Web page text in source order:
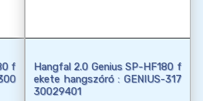
f
Hangfal 2.0 Genius SP-HF180 f
ekete hangszóró : GENIUS-317
30029401